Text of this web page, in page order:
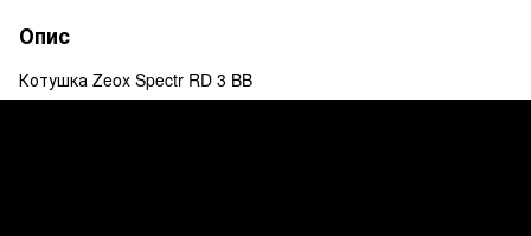
Опис
Котушка Zeox Spectr RD 3 BB